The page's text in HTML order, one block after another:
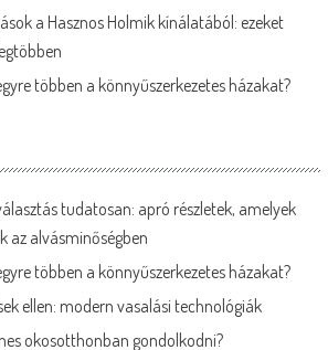
a Hasznos Holmik kínálatából: ezeket
többen a könnyűszerkezetes házakat?
tudatosan: apró részletek, amelyek
az alvásminőségben
többen a könnyűszerkezetes házakat?
ellen: modern vasalási technológiák
okosotthonban gondolkodni?